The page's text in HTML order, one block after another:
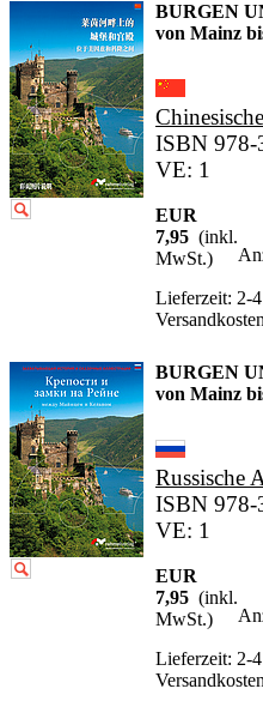
BURGEN
von Mainz
ISBN 978-
VE: 1
EUR
7,95 (inkl.
MwSt.)
Lieferzeit: 2-
BURGEN
von Mainz
Russische
ISBN 978-
VE: 1
EUR
7,95 (inkl.
MwSt.)
Lieferzeit: 2-